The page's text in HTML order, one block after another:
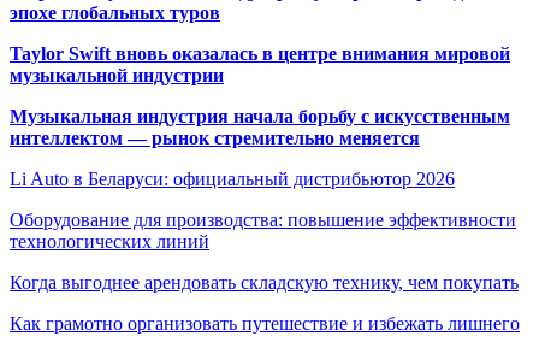
эпохе глобальных туров
Taylor Swift вновь оказалась в центре внимания мировой
музыкальной индустрии
Музыкальная индустрия начала борьбу с искусственным
интеллектом — рынок стремительно меняется
Li Auto в Беларуси: официальный дистрибьютор 2026
Оборудование для производства: повышение эффективности
технологических линий
Когда выгоднее арендовать складскую технику, чем покупать
Как грамотно организовать путешествие и избежать лишнего